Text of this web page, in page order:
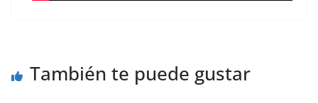
También te puede gustar